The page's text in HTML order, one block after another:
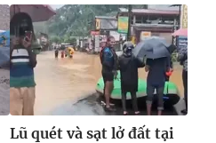
Lũ quét và sạt lở đất tại